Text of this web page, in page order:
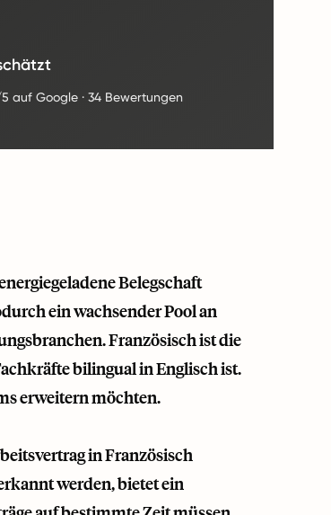
auf Google· 34 Bewertungen
Belegschaft
ein wachsender Pool an
Französisch ist die
bilingual in Englisch ist.
erweitern möchten.
in Französisch
werden, bietet ein